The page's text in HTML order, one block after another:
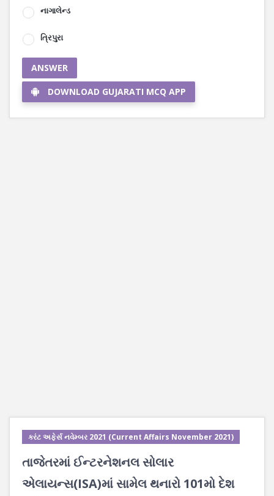
નાગાલેન્ડ
ત્રિપુરા
ANSWER
DOWNLOAD GUJARATI MCQ APP
કરંટ અફેર્સ નવેમ્બર 2021 (Current Affairs November 2021)
તાજેતરમાં ઈન્ટરનેશનલ સોલાર
એલાયન્સ(ISA)માં સામેલ થનારો 101મો દેશ